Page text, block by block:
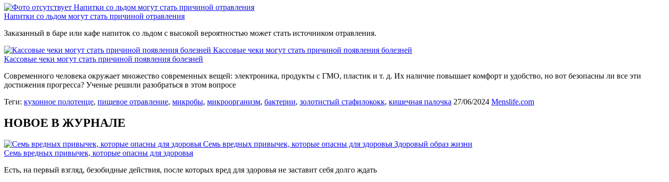
Напитки со льдом могут стать причиной отравления
Напитки со льдом могут стать причиной отравления
Заказанный в баре или кафе напиток со льдом с высокой вероятностью может стать источником отравления.
Кассовые чеки могут стать причиной появления болезней
Кассовые чеки могут стать причиной появления болезней
Современного человека окружает множество современных вещей: электроника, продукты с ГМО, пластик и т. д. Их наличие повышает комфорт и удобство, но вот безопасны ли все эти
достижения прогресса? Ученые решили разобраться в этом вопросе
Теги: кухонное полотенце, пищевое отравление, микробы, микроорганизм, бактерии, золотистый стафилококк, кишечная палочка 27/06/2024 Menslife.com
НОВОЕ В ЖУРНАЛЕ
Семь вредных привычек, которые опасны для здоровья Здоровый образ жизни
Семь вредных привычек, которые опасны для здоровья
Есть, на первый взгляд, безобидные действия, после которых вред для здоровья не заставит себя долго ждать